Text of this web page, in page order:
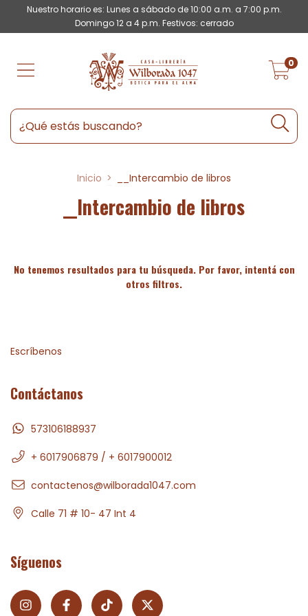
Nuestro horario es: Lunes a sábado de 10:00 a.m. a 7:00 p.m.
Domingo 12 a 4 p.m. Festivos: cerrado
0
Inicio > __Intercambio de libros
__Intercambio de libros
No tenemos resultados para tu búsqueda. Por favor, intentá con
otros filtros.
Escríbenos
Contáctanos
573106188937
+ 6017906879 / + 6017900012
contactenos@wilborada1047.com
Calle 71 # 10- 47 Int 4
Síguenos